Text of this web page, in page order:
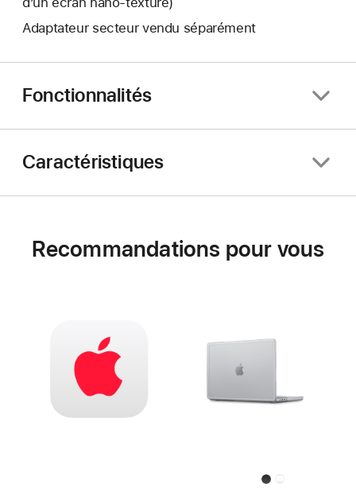
Adaptateur secteur vendu séparément
Fonctionnalités
Caractéristiques
Recommandations pour vous